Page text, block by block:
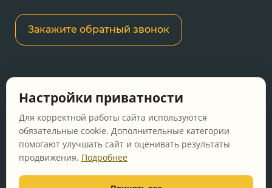
Закажите обратный звонок
сайте носит информационный характер и не
является публичной офертой, определяемой
положениями Статьи 437 ГК РФ.
Перед оформлением заказа уточняйте
актуальную цену у менеджера по телефону.
Настройки приватности
Для корректной работы сайта используются
обязательные cookie. Дополнительные категории
помогают улучшать сайт и оценивать результаты
продвижения. Подробнее